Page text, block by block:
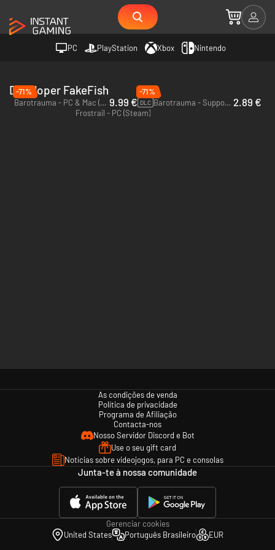
PC PlayStation Xbox Nintendo
Developer FakeFish
-71%
Barotrauma - PC & Mac (Steam) 9.99 €
-71%
DLC Barotrauma - Supporter Pack - PC (Steam) 2.89 €
Frostrail - PC (Steam)
As condições de venda
Política de privacidade
Programa de Afiliação
Contacta-nos
Nosso Servidor Discord e Bot
Use o seu gift card
Notícias sobre videojogos, para PC e consolas
Junta-te à nossa comunidade
Gerenciar cookies
United States
Português Brasileiro EUR